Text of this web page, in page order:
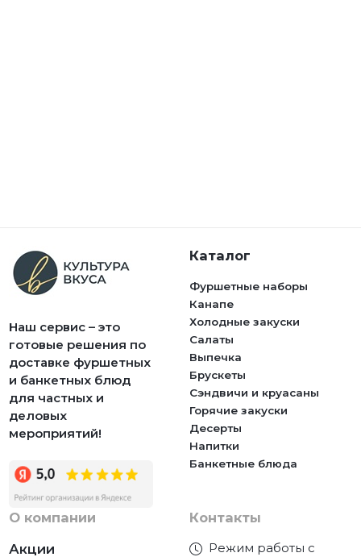
Наш сервис – это
готовые решения по
доставке фуршетных
и банкетных блюд
для частных и
деловых
мероприятий!
Каталог
Фуршетные наборы
Канапе
Холодные закуски
Салаты
Выпечка
Брускеты
Сэндвичи и круасаны
Горячие закуски
Десерты
Напитки
Банкетные блюда
О компании
Акции
Контакты
Режим работы с